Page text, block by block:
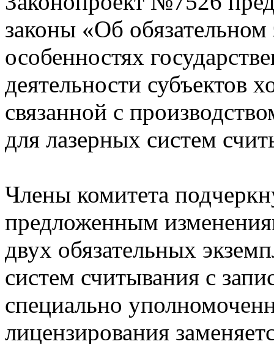
законы «Об
особенностях
деятельности субъектов
связанной с
для лазерных систем
Члены комитета
предложенным
двух обязательных
систем считывания с
специально
лицензирования